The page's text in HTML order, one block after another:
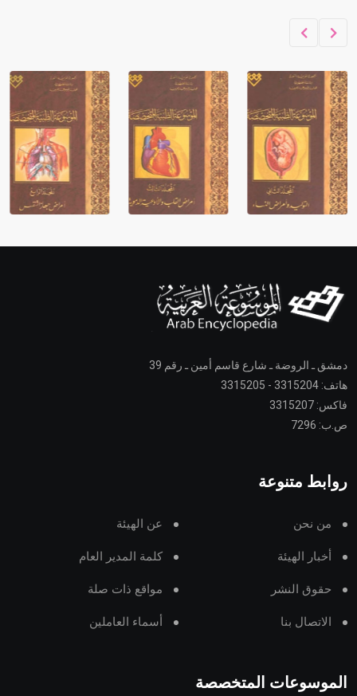
دمشق ـ الروضة ـ شارع قاسم أمين ـ رقم 39
هاتف: 3315204 - 3315205
فاكس: 3315207
ص.ب: 7296
روابط متنوعة
من نحن عن الهيئة
أخبار الهيئة كلمة المدير العام
حقوق النشر مواقع ذات صلة
الاتصال بنا أسماء العاملين
الموسوعات المتخصصة